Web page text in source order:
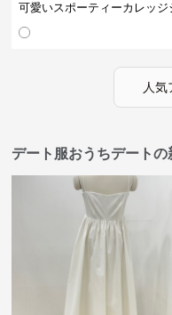
可愛いスポーティーカレッジ
人
デート服おうちデートの